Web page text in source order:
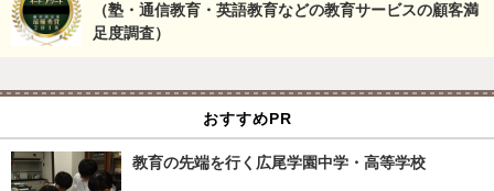
（塾・通信教育・英語教育などの教育サービスの顧客満
足度調査）
おすすめPR
教育の先端を行く広尾学園中学・高等学校